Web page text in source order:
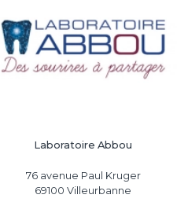
Laboratoire Abbou
76 avenue Paul Kruger
69100 Villeurbanne